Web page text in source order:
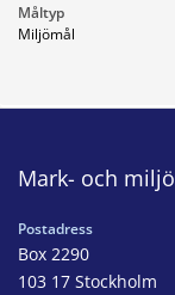
Måltyp
Miljömål
Mark- och
Postadress
Box 2290
103 17 Stockholm